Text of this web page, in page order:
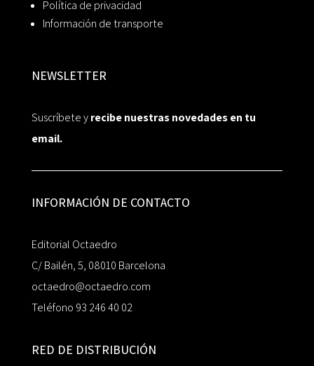
Política de privacidad
Información de transporte
NEWSLETTER
Suscríbete yrecibe nuestras novedades en tu
email.
INFORMACIÓN DE CONTACTO
Editorial Octaedro
C/ Bailén, 5, 08010 Barcelona
octaedro@octaedro.com
Teléfono 93 246 40 02
RED DE DISTRIBUCIÓN